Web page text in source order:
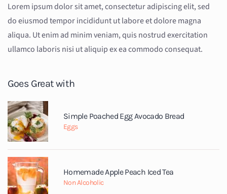
Lorem ipsum dolor sit amet, consectetur adipiscing elit, sed
do eiusmod tempor incididunt ut labore et dolore magna
aliqua. Ut enim ad minim veniam, quis nostrud exercitation
ullamco laboris nisi ut aliquip ex ea commodo consequat.
Goes Great with
Simple Poached Egg Avocado Bread
Eggs
Homemade Apple Peach Iced Tea
Non Alcoholic